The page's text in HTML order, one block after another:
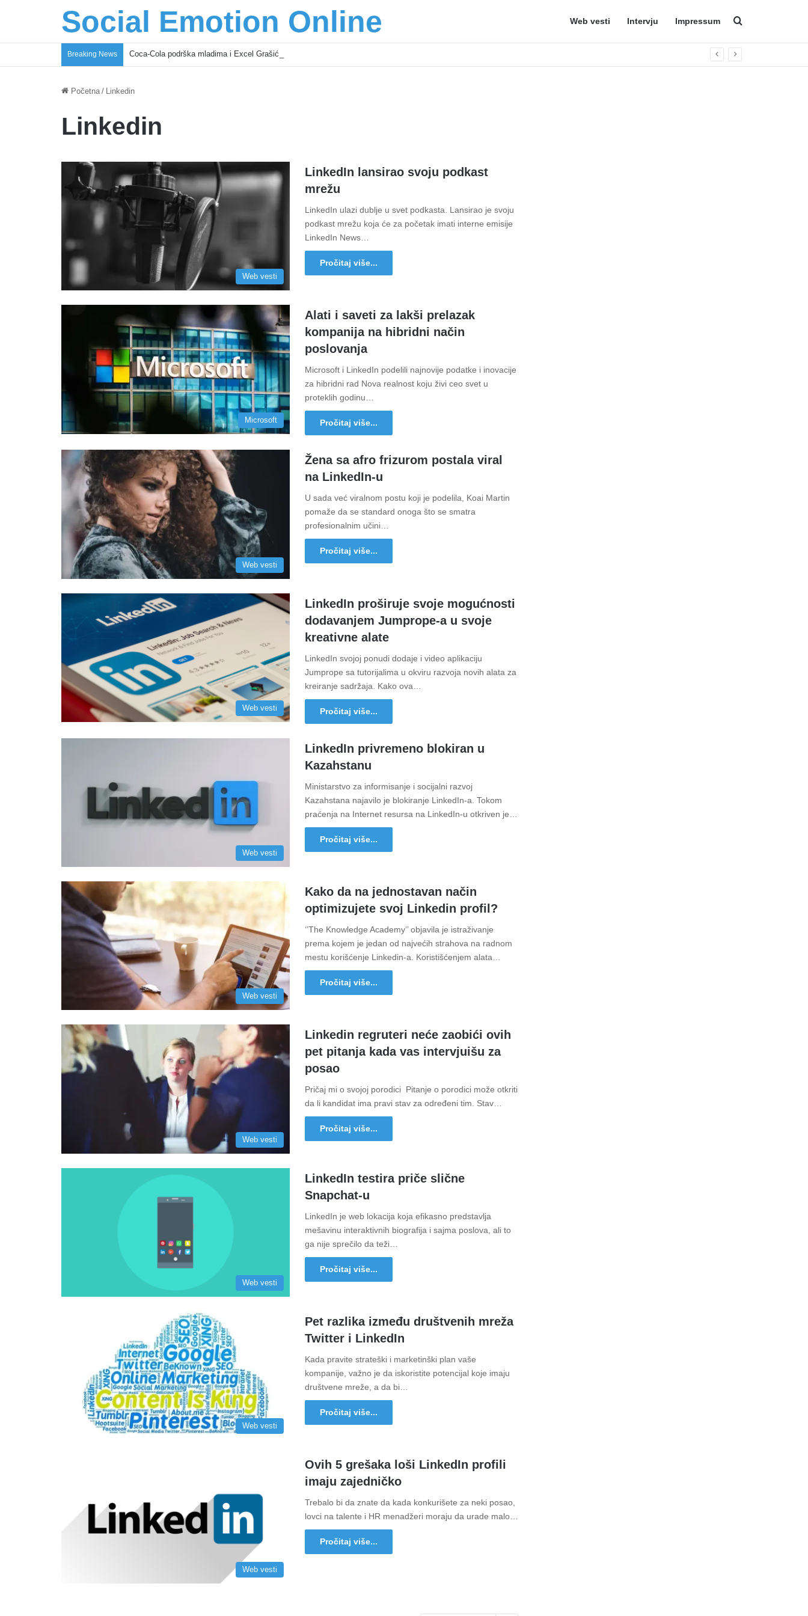
Social Emotion Online Web vesti Intervju Impressum
Breaking News Coca-Cola podrška mladima i Excel Grašić osnažuju mlade u regionu
Početna / Linkedin
Linkedin
Web vesti
LinkedIn lansirao svoju podkast
mrežu
LinkedIn ulazi dublje u svet podkasta. Lansirao je svoju
podkast mrežu koja će za početak imati interne emisije
LinkedIn News…
Pročitaj više...
Microsoft
Alati i saveti za lakši prelazak
kompanija na hibridni način
poslovanja
Microsoft i LinkedIn podelili najnovije podatke i inovacije
za hibridni rad Nova realnost koju živi ceo svet u
proteklih godinu…
Pročitaj više...
Web vesti
Žena sa afro frizurom postala viral
na LinkedIn-u
U sada već viralnom postu koji je podelila, Koai Martin
pomaže da se standard onoga što se smatra
profesionalnim učini…
Pročitaj više...
Web vesti
LinkedIn proširuje svoje mogućnosti
dodavanjem Jumprope-a u svoje
kreativne alate
LinkedIn svojoj ponudi dodaje i video aplikaciju
Jumprope sa tutorijalima u okviru razvoja novih alata za
kreiranje sadržaja. Kako ova…
Pročitaj više...
Web vesti
LinkedIn privremeno blokiran u
Kazahstanu
Ministarstvo za informisanje i socijalni razvoj
Kazahstana najavilo je blokiranje LinkedIn-a. Tokom
praćenja na Internet resursa na LinkedIn-u otkriven je…
Pročitaj više...
Web vesti
Kako da na jednostavan način
optimizujete svoj Linkedin profil?
‘’The Knowledge Academy’’ objavila je istraživanje
prema kojem je jedan od najvećih strahova na radnom
mestu korišćenje Linkedin-a. Koristišćenjem alata…
Pročitaj više...
Web vesti
Linkedin regruteri neće zaobići ovih
pet pitanja kada vas intervjuišu za
posao
Pričaj mi o svojoj porodici Pitanje o porodici može otkriti
da li kandidat ima pravi stav za određeni tim. Stav…
Pročitaj više...
Web vesti
LinkedIn testira priče slične
Snapchat-u
LinkedIn je web lokacija koja efikasno predstavlja
mešavinu interaktivnih biografija i sajma poslova, ali to
ga nije sprečilo da teži…
Pročitaj više...
Web vesti
Pet razlika između društvenih mreža
Twitter i LinkedIn
Kada pravite strateški i marketinški plan vaše
kompanije, važno je da iskoristite potencijal koje imaju
društvene mreže, a da bi…
Pročitaj više...
Web vesti
Ovih 5 grešaka loši LinkedIn profili
imaju zajedničko
Trebalo bi da znate da kada konkurišete za neki posao,
lovci na talente i HR menadžeri moraju da urade malo…
Pročitaj više...